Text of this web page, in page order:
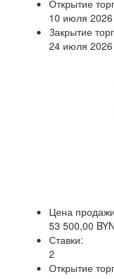
Открытие
10 июля 2026
Закрытие
24 июля 2026
Цена продажи
53 500,00 BYN
Ставки:
2
Открытие